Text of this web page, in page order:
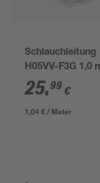
Schlauchleitung
H05VV-F3G 1,0
25,99 €
1,04 € / Meter